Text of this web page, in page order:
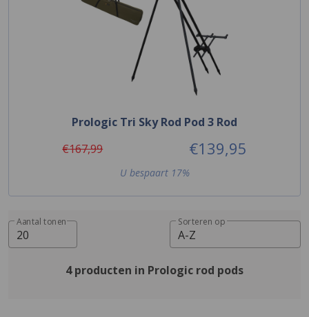
Prologic Tri Sky Rod Pod 3 Rod
€167,99
€139,95
U bespaart 17%
Aantal tonen
20
Sorteren op
A-Z
4 producten in Prologic rod pods